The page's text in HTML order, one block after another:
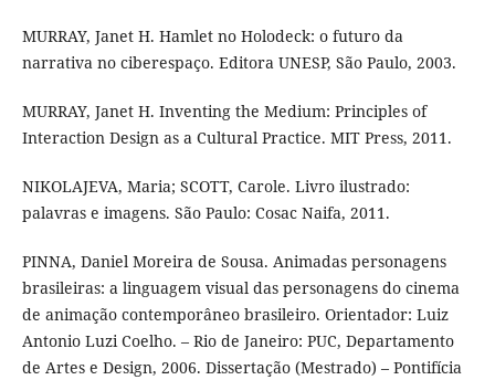
MURRAY, Janet H. Hamlet no Holodeck: o futuro da
narrativa no ciberespaço. Editora UNESP, São Paulo, 2003.
MURRAY, Janet H. Inventing the Medium: Principles of
Interaction Design as a Cultural Practice. MIT Press, 2011.
NIKOLAJEVA, Maria; SCOTT, Carole. Livro ilustrado:
palavras e imagens. São Paulo: Cosac Naifa, 2011.
PINNA, Daniel Moreira de Sousa. Animadas personagens
brasileiras: a linguagem visual das personagens do cinema
de animação contemporâneo brasileiro. Orientador: Luiz
Antonio Luzi Coelho. – Rio de Janeiro: PUC, Departamento
de Artes e Design, 2006. Dissertação (Mestrado) – Pontifícia